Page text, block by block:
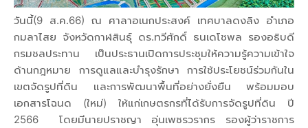
วันนี้(9 ส.ค.66) ณ ศาลาอเนกประสงค์ เทศบาลดงลิง อำเภอ
กมลาไสย จังหวัดกาฬสินธุ์ ดร.ทวีศักดิ์ ธนเดโชพล รองอธิบดี
กรมชลประทาน เป็นประธานเปิดการประชุมให้ความรู้ความเข้าใจ
ด้านกฎหมาย การดูแลและบำรุงรักษา การใช้ประโยชน์ร่วมกันใน
เขตจัดรูปที่ดิน และการพัฒนาพื้นที่อย่างยั่งยืน พร้อมมอบ
เอกสารโฉนด (ใหม่) ให้แก่เกษตรกรที่ได้รับการจัดรูปที่ดิน ปี
2566 โดยมีนายปราชญา อุ่นเพชรวรากร รองผู้ว่าราชการ